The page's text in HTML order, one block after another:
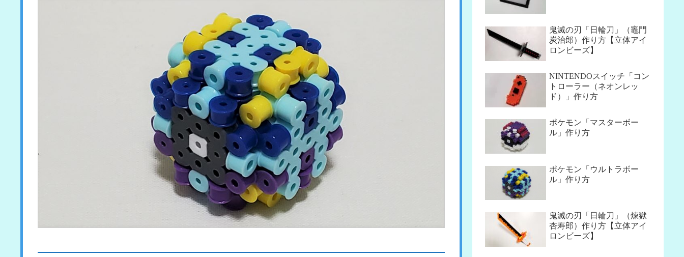
鬼滅の刃「日輪刀」（竈門
炭治郎）作り方【立体アイ
ロンビーズ】
NINTENDOスイッチ「コン
トローラー（ネオンレッ
ド）」作り方
ポケモン「マスターボー
ル」作り方
ポケモン「ウルトラボー
ル」作り方
鬼滅の刃「日輪刀」（煉獄
杏寿郎）作り方【立体アイ
ロンビーズ】